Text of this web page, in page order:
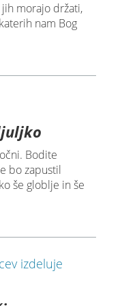
morajo držati,
nam Bog
Bodite
bo zapustil
še globlje in še